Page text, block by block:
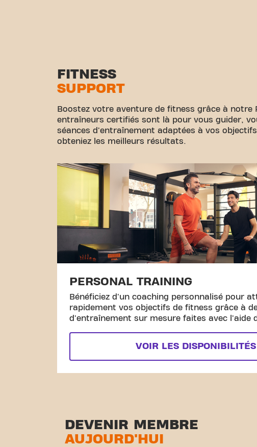
FITNESS
SUPPORT
Boostez votre aventure de fitness grâce à notre
entraîneurs certifiés sont là pour vous guider,
séances d'entraînement adaptées à vos
obteniez les meilleurs résultats.
PERSONAL TRAINING
Bénéficiez d'un coaching personnalisé pour
rapidement vos objectifs de fitness grâce à
d'entraînement sur mesure faites avec l'aide
VOIR LES DISPONIBILITÉS
DEVENIR MEMBRE
AUJOURD'HUI